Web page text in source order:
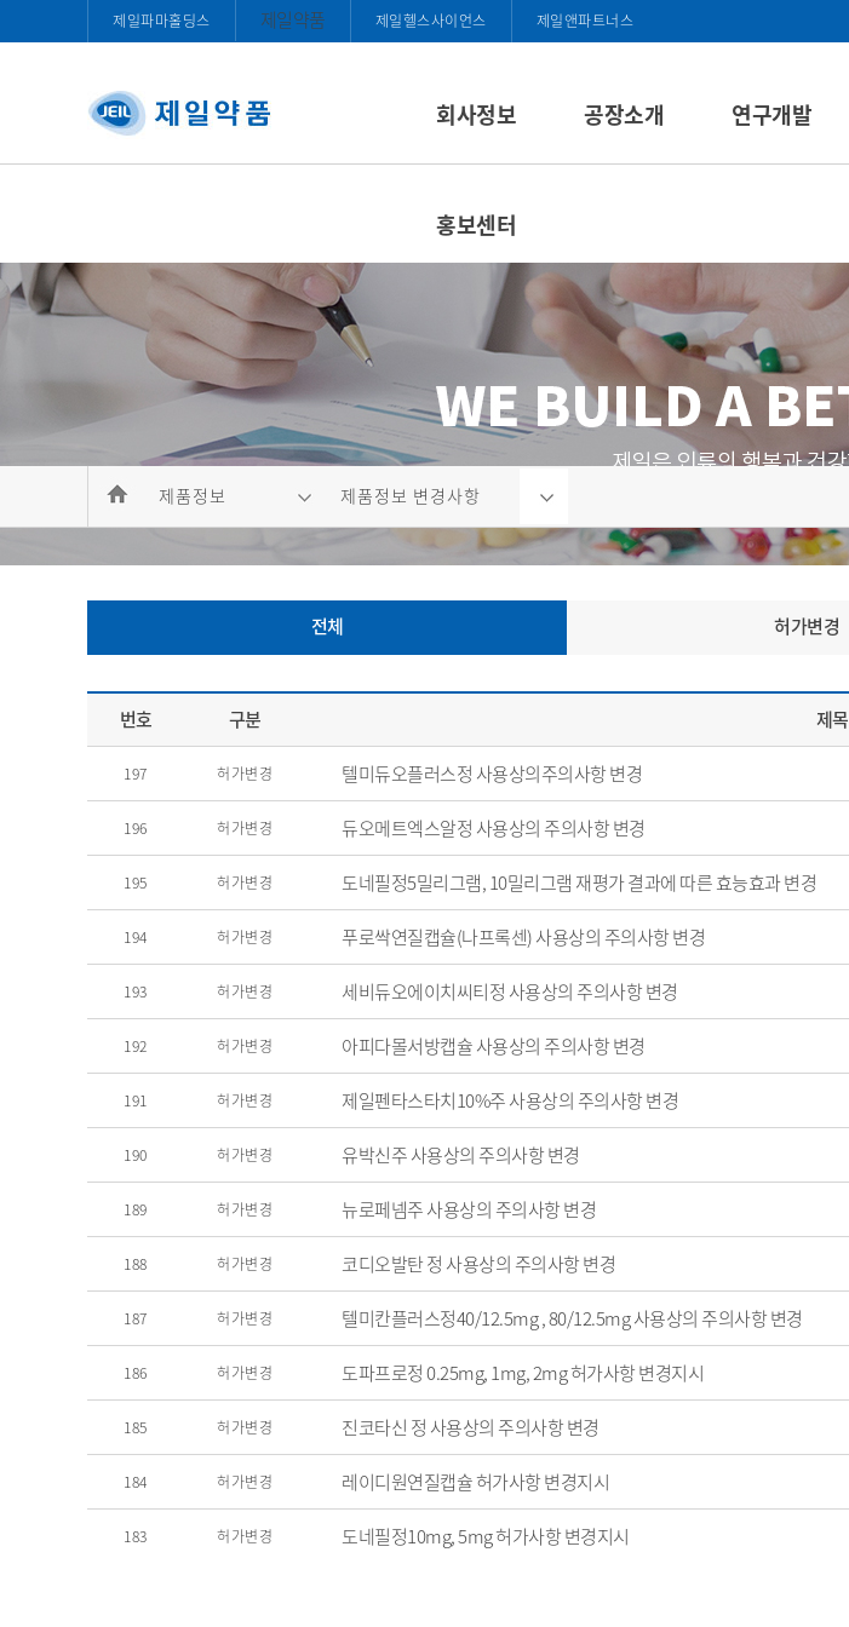
제일파마홀딩스 제일약품 제일헬스사이언스 제일앤파트너스
회사정보 공장소개 연구개발
홍보센터
제품정보 제품정보 변경사항
전체 허가변경
번호 구분 제목
197 허가변경 텔미듀오플러스정 사용상의주의사항 변경
196 허가변경 듀오메트엑스알정 사용상의 주의사항 변경
195 허가변경 도네필정5밀리그램, 10밀리그램 재평가 결과에 따른 효능효과 변경
194 허가변경 푸로싹연질캡슐(나프록센) 사용상의 주의사항 변경
193 허가변경 세비듀오에이치씨티정 사용상의 주의사항 변경
192 허가변경 아피다몰서방캡슐 사용상의 주의사항 변경
191 허가변경 제일펜타스타치10%주 사용상의 주의사항 변경
190 허가변경 유박신주 사용상의 주의사항 변경
189 허가변경 뉴로페넴주 사용상의 주의사항 변경
188 허가변경 코디오발탄 정 사용상의 주의사항 변경
187 허가변경 텔미칸플러스정40/12.5mg , 80/12.5mg 사용상의 주의사항 변경
186 허가변경 도파프로정 0.25mg, 1mg, 2mg 허가사항 변경지시
185 허가변경 진코타신 정 사용상의 주의사항 변경
184 허가변경 레이디원연질캡슐 허가사항 변경지시
183 허가변경 도네필정10mg, 5mg 허가사항 변경지시